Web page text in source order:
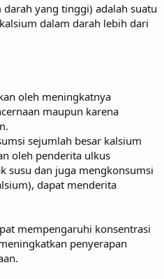
yang tinggi) adalah suatu
dalam darah lebih dari
oleh meningkatnya
maupun karena
sejumlah besar kalsium
oleh penderita ulkus
susu dan juga mengkonsumsi
dapat menderita
mempengaruhi konsentrasi
penyerapan